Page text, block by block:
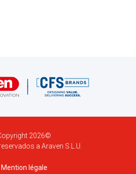
2026©
a Araven S.L.U.
Mention légale